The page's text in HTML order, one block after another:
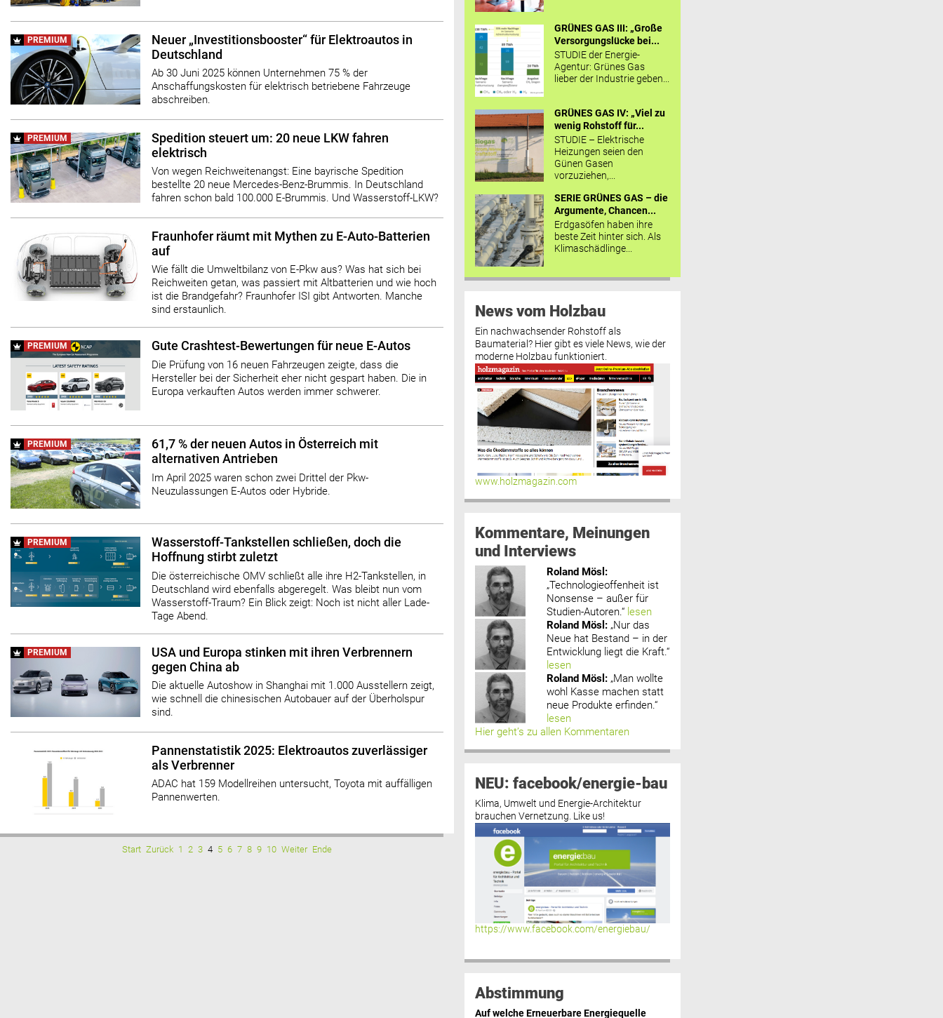
PREMIUM
Neuer „Investitionsbooster“ für Elektroautos in
Deutschland
Ab 30 Juni 2025 können Unternehmen 75 % der
Anschaffungskosten für elektrisch betriebene Fahrzeuge
abschreiben.
PREMIUM
Spedition steuert um: 20 neue LKW fahren
elektrisch
Von wegen Reichweitenangst: Eine bayrische Spedition
bestellte 20 neue Mercedes-Benz-Brummis. In Deutschland
fahren schon bald 100.000 E-Brummis. Und Wasserstoff-LKW?
Fraunhofer räumt mit Mythen zu E-Auto-Batterien
auf
Wie fällt die Umweltbilanz von E-Pkw aus? Was hat sich bei
Reichweiten getan, was passiert mit Altbatterien und wie hoch
ist die Brandgefahr? Fraunhofer ISI gibt Antworten. Manche
sind erstaunlich.
PREMIUM Gute Crashtest-Bewertungen für neue E-Autos
Die Prüfung von 16 neuen Fahrzeugen zeigte, dass die
Hersteller bei der Sicherheit eher nicht gespart haben. Die in
Europa verkauften Autos werden immer schwerer.
PREMIUM
61,7 % der neuen Autos in Österreich mit
alternativen Antrieben
Im April 2025 waren schon zwei Drittel der Pkw-
Neuzulassungen E-Autos oder Hybride.
PREMIUM
Wasserstoff-Tankstellen schließen, doch die
Hoffnung stirbt zuletzt
Die österreichische OMV schließt alle ihre H2-Tankstellen, in
Deutschland wird ebenfalls abgeregelt. Was bleibt nun vom
Wasserstoff-Traum? Ein Blick zeigt: Noch ist nicht aller Lade-
Tage Abend.
PREMIUM
USA und Europa stinken mit ihren Verbrennern
gegen China ab
Die aktuelle Autoshow in Shanghai mit 1.000 Ausstellern zeigt,
wie schnell die chinesischen Autobauer auf der Überholspur
sind.
Pannenstatistik 2025: Elektroautos zuverlässiger
als Verbrenner
ADAC hat 159 Modellreihen untersucht, Toyota mit auffälligen
Pannenwerten.
Start Zurück 1 2 3 4 5 6 7 8 9 10 Weiter Ende
GRÜNES GAS III: „Große
Versorgungslücke bei...
STUDIE der Energie-
Agentur: Grünes Gas
lieber der Industrie geben...
GRÜNES GAS IV: „Viel zu
wenig Rohstoff für...
STUDIE – Elektrische
Heizungen seien den
Günen Gasen
vorzuziehen,...
SERIE GRÜNES GAS – die
Argumente, Chancen...
Erdgasöfen haben ihre
beste Zeit hinter sich. Als
Klimaschädlinge...
News vom Holzbau
Ein nachwachsender Rohstoff als
Baumaterial? Hier gibt es viele News, wie der
moderne Holzbau funktioniert.
www.holzmagazin.com
Kommentare, Meinungen
und Interviews
Roland Mösl :
„Technologieoffenheit ist
Nonsense – außer für
Studien-Autoren.“ lesen
Roland Mösl : „Nur das
Neue hat Bestand – in der
Entwicklung liegt die Kraft.“
lesen
Roland Mösl : „Man wollte
wohl Kasse machen statt
neue Produkte erfinden.“
lesen
Hier geht’s zu allen Kommentaren
NEU: facebook/energie-bau
Klima, Umwelt und Energie-Architektur
brauchen Vernetzung. Like us!
https://www.facebook.com/energiebau/
Abstimmung
Auf welche Erneuerbare Energiequelle